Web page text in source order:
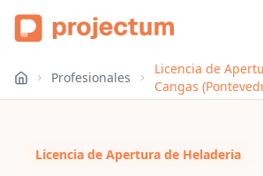
Profesionales
Licencia de
Cangas
Licencia de Apertura de Heladeria